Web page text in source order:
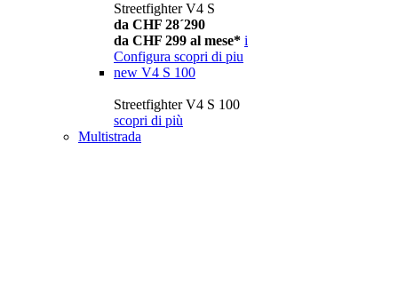
Streetfighter V4 S
da CHF 28´290
da CHF 299 al mese* i
Configura scopri di piu
new V4 S 100
Streetfighter V4 S 100
scopri di più
Multistrada